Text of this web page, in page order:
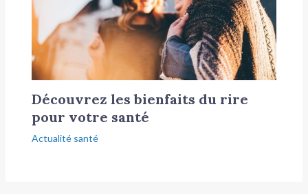
Découvrez les bienfaits du rire
pour votre santé
Actualité santé